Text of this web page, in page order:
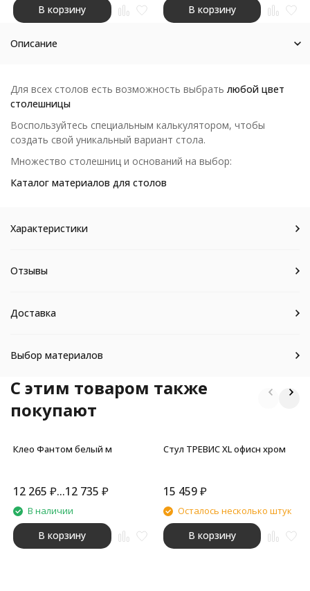
В корзину В корзину
Описание
Для всех столов есть возможность выбрать любой цвет
столешницы
Воспользуйтесь специальным калькулятором, чтобы
создать свой уникальный вариант стола.
Множество столешниц и оснований на выбор:
Каталог материалов для столов
Характеристики
Отзывы
Доставка
Выбор материалов
C этим товаром также
покупают
Клео Фантом белый м
12 265 ₽...12 735 ₽
В наличии
В корзину
Стул ТРЕВИС XL офисн хром
15 459 ₽
Осталось несколько штук
В корзину